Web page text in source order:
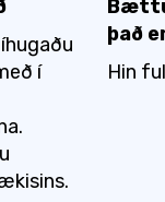
í
það
Hin